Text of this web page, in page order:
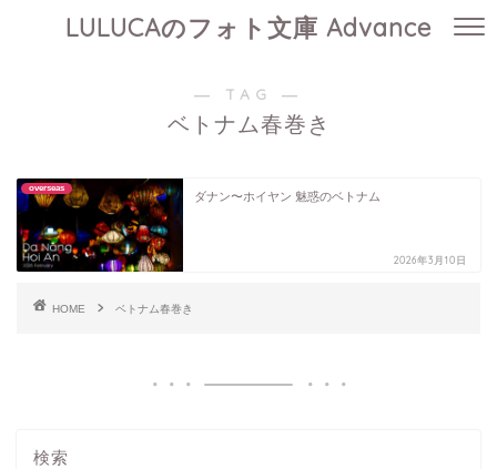
LULUCAのフォト文庫 Advance
― TAG ―
ベトナム春巻き
overseas
ダナン〜ホイヤン 魅惑のベトナム
2026年3月10日
HOME ベトナム春巻き
検索